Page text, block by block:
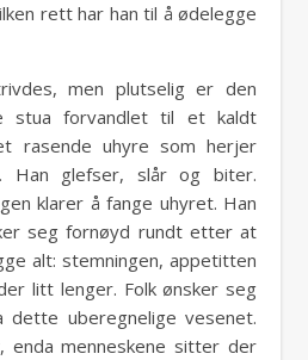
rett har han til å ødelegge
men plutselig er den
stua forvandlet til et kaldt
rasende uhyre som herjer
Han glefser, slår og biter.
klarer å fange uhyret. Han
seg fornøyd rundt etter at
alt: stemningen, appetitten
litt lenger. Folk ønsker seg
dette uberegnelige vesenet.
enda menneskene sitter der